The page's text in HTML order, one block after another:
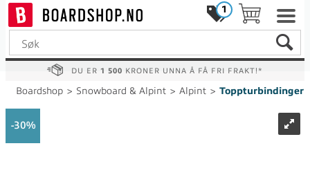
1
DU ER 1 500 KRONER UNNA Å FÅ FRI FRAKT!*
Boardshop>Snowboard & Alpint>Alpint>Toppturbindinger
30%